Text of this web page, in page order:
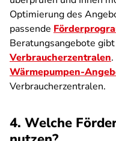
Optimierung des
passende
Beratungsangebote
Verbraucherzentralen
Wärmepumpen-
Verbraucherzentralen.
4. Welche